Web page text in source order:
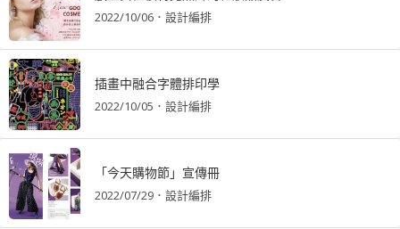
2022/10/06 ． 設計編排
插畫中融合字體排印學
2022/10/05 ． 設計編排
「今天購物節」宣傳冊
2022/07/29 ． 設計編排